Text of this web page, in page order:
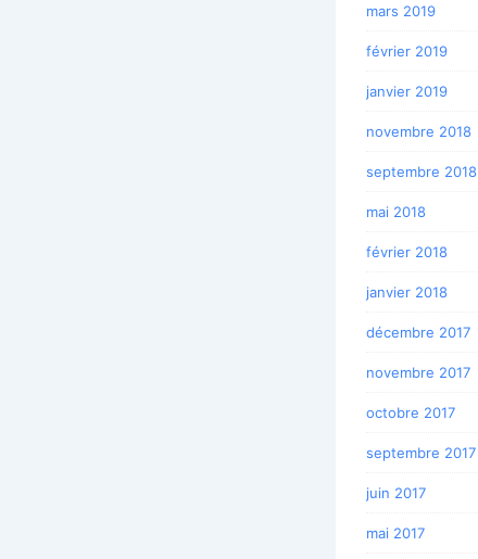
mars 2019
février 2019
janvier 2019
novembre 2018
septembre 2018
mai 2018
février 2018
janvier 2018
décembre 2017
novembre 2017
octobre 2017
septembre 2017
juin 2017
mai 2017